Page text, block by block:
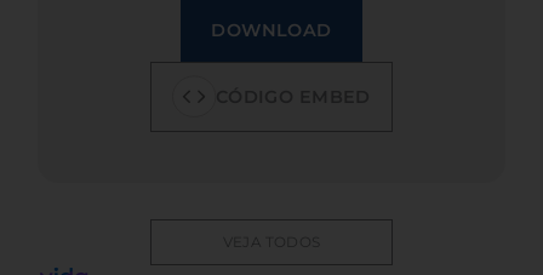
DOWNLOAD
VEJA TODOS